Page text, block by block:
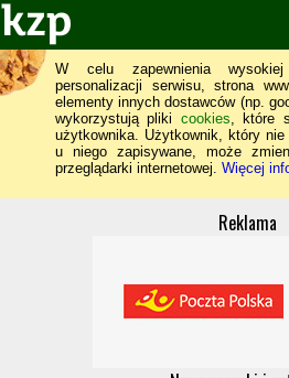
W celu zapewnienia
personalizacji serwisu, strona
elementy innych dostawców (np.
wykorzystują pliki cookies, które
użytkownika. Użytkownik, który
u niego zapisywane, może
przeglądarki internetowej. Więcej
Reklama